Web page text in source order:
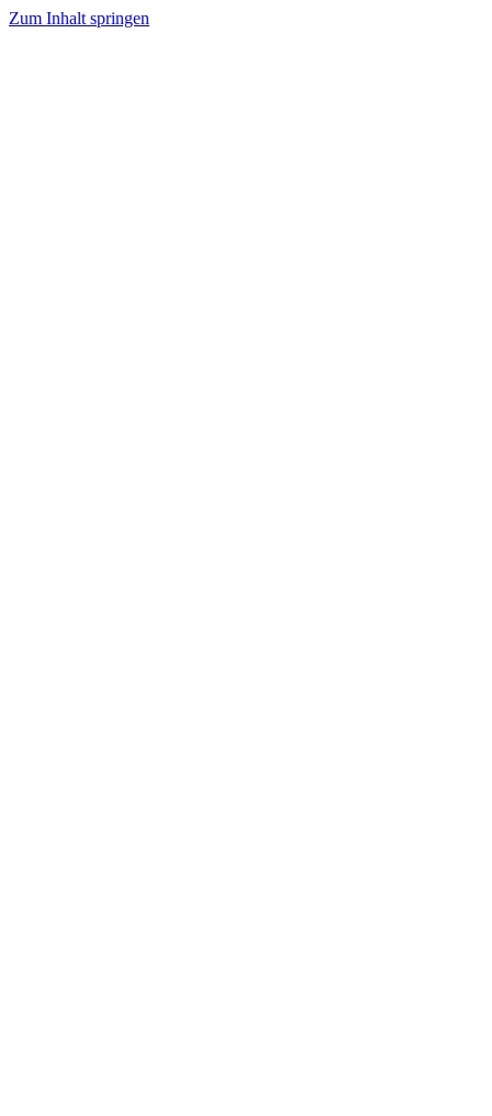
Zum Inhalt springen